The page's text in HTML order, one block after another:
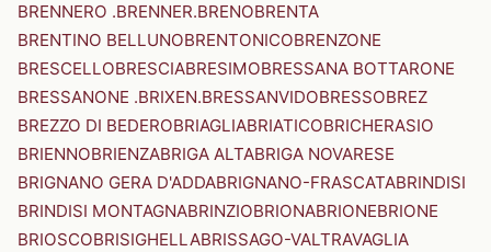
BRENNERO .BRENNER.BRENOBRENTA
BRENTINO BELLUNOBRENTONICOBRENZONE
BRESCELLOBRESCIABRESIMOBRESSANA BOTTARONE
BRESSANONE .BRIXEN.BRESSANVIDOBRESSOBREZ
BREZZO DI BEDEROBRIAGLIABRIATICOBRICHERASIO
BRIENNOBRIENZABRIGA ALTABRIGA NOVARESE
BRIGNANO GERA D'ADDABRIGNANO-FRASCATABRINDISI
BRINDISI MONTAGNABRINZIOBRIONABRIONEBRIONE
BRIOSCOBRISIGHELLABRISSAGO-VALTRAVAGLIA